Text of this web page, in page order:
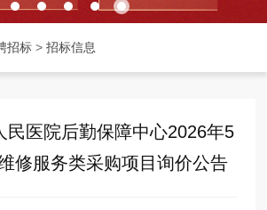
招标 >招标信息
民医院后勤保障中心2026年5
修服务类采购项目询价公告